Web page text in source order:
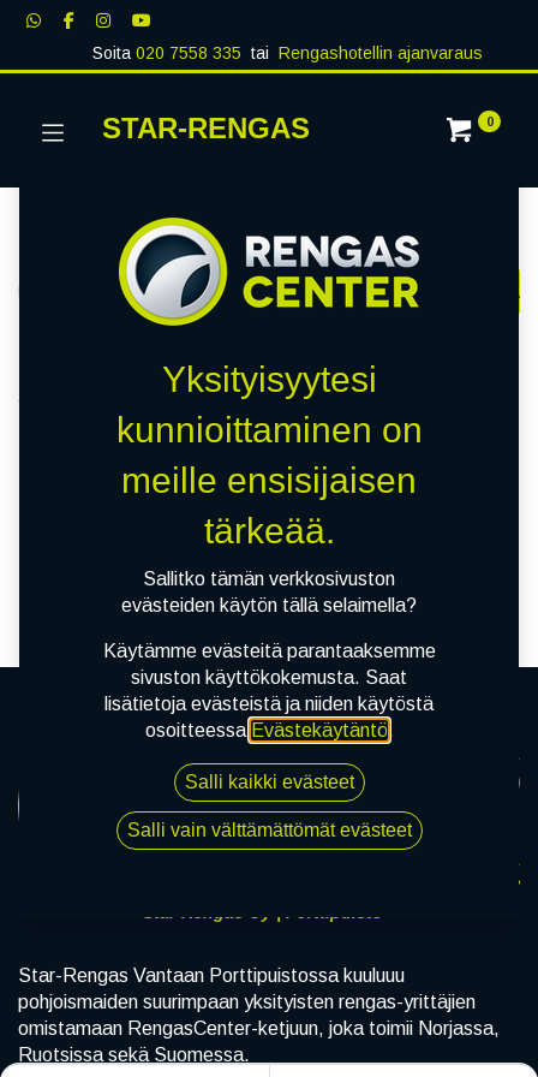
Soita020 7558 335 tai Rengashotellin ajanvaraus
STAR-RENGAS 0
Näytä kaikki
RENKAAT PAKETTIAUTO MUUT
0 kohteita löydetty.
Tyhjennä suodattimet
Emme löytäneet yhtään
tuotetta!
Star-Rengas Vantaan Porttipuistossa kuuluuu
pohjoismaiden suurimpaan yksityisten rengas-yrittäjien
omistamaan RengasCenter-ketjuun, joka toimii Norjassa,
Ruotsissa sekä Suomessa.
Yksityisyytesi
kunnioittaminen on
meille ensisijaisen
tärkeää.
Sallitko tämän verkkosivuston
evästeiden käytön tällä selaimella?
Käytämme evästeitä parantaaksemme
sivuston käyttökokemusta. Saat
lisätietoja evästeistä ja niiden käytöstä
osoitteessa Evästekäytäntö.
Salli kaikki evästeet
Salli vain välttämättömät evästeet